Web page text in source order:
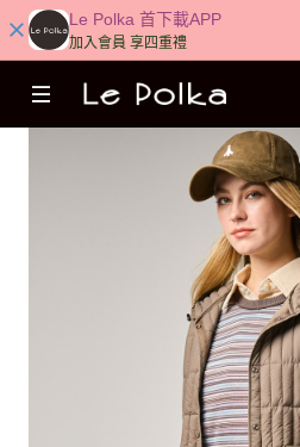
Le Polka 首下載APP
加入會員 享四重禮